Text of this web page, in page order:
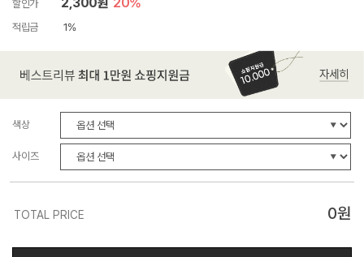
할인가
적립금 1%
색상
사이즈
TOTAL PRICE 0원